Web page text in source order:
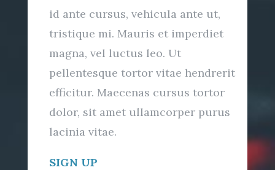
id ante cursus, vehicula ante ut,
tristique mi. Mauris et imperdiet
magna, vel luctus leo. Ut
pellentesque tortor vitae hendrerit
efficitur. Maecenas cursus tortor
dolor, sit amet ullamcorper purus
lacinia vitae.
SIGN UP